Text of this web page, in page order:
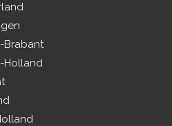
Brabant
Holland